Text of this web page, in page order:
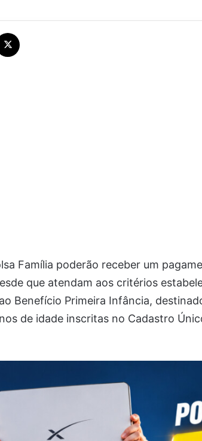
Família poderão receber um
que atendam aos critérios
Benefício Primeira Infância,
de idade inscritas no Cadastro